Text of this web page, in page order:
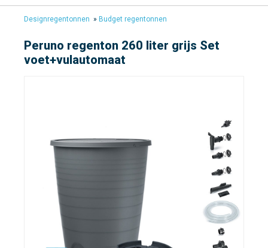
Designregentonnen » Budget regentonnen
Peruno regenton 260 liter grijs Set
voet+vulautomaat